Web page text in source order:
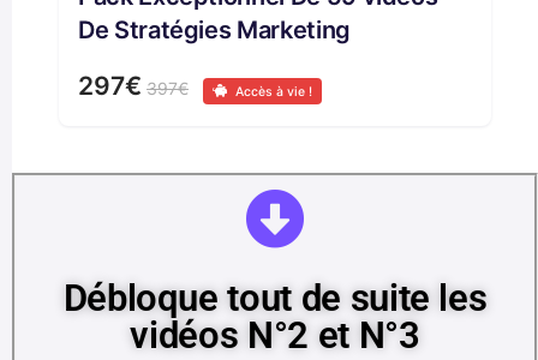
De Stratégies Marketing
297€ 397€ Accès à vie !
Débloque tout de suite les
vidéos N°2 et N°3